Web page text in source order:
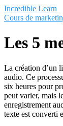
Saltar
al
Incredible Learn
Cours de
Les 5
La création d’un
audio. Ce
six heures pour
peut varier, mais
enregistrement
texte est converti